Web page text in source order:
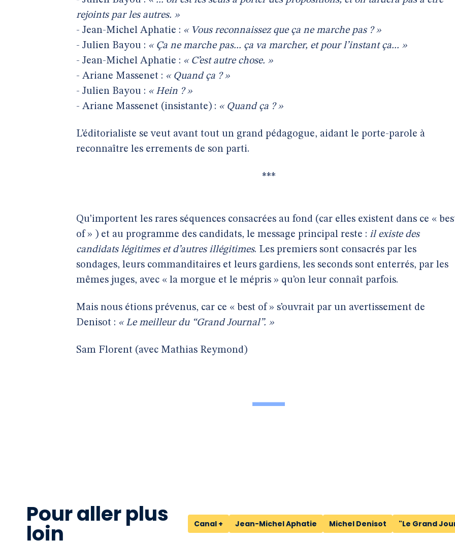
rejoints par les autres. »
- Jean-Michel Aphatie : « Vous reconnaissez que ça ne marche pas ? »
- Julien Bayou : « Ça ne marche pas... ça va marcher, et pour l’instant ça... »
- Jean-Michel Aphatie : « C’est autre chose. »
- Ariane Massenet : « Quand ça ? »
- Julien Bayou : « Hein ? »
- Ariane Massenet (insistante) : « Quand ça ? »
L’éditorialiste se veut avant tout un grand pédagogue, aidant le porte-parole à
reconnaître les errements de son parti.
***
Qu’importent les rares séquences consacrées au fond (car elles existent dans ce «
of » ) et au programme des candidats, le message principal reste : il existe des
candidats légitimes et d’autres illégitimes. Les premiers sont consacrés par les
sondages, leurs commanditaires et leurs gardiens, les seconds sont enterrés, par les
mêmes juges, avec « la morgue et le mépris » qu’on leur connaît parfois.
Mais nous étions prévenus, car ce « best of » s’ouvrait par un avertissement de
Denisot : « Le meilleur du “Grand Journal”. »
Sam Florent (avec Mathias Reymond)
Pour aller plus
loin Canal + Jean-Michel Aphatie Michel Denisot "Le Grand